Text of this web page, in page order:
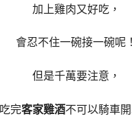
加上雞肉又好吃，
會忍不住一碗接一碗呢！
但是千萬要注意，
吃完客家雞酒不可以騎車開